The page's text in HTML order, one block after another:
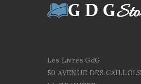
Les Livres GdG
50 AVENUE DES CAILLOLS